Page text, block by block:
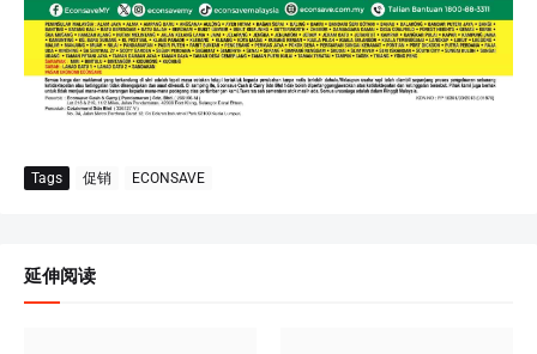
Tags 促销 ECONSAVE
延伸阅读